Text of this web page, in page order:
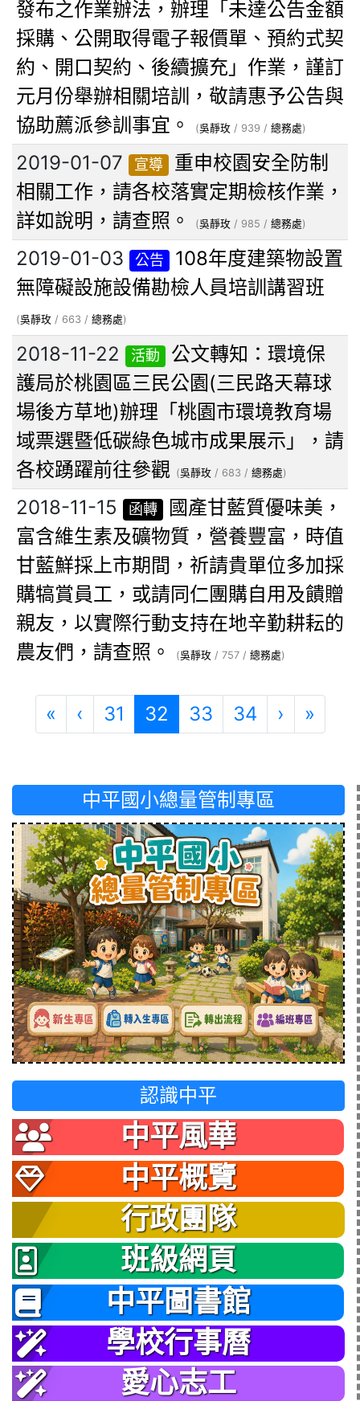
發布之作業辦法，辦理「未達公告金額
採購、公開取得電子報價單、預約式契
約、開口契約、後續擴充」作業，謹訂
元月份舉辦相關培訓，敬請惠予公告與
協助薦派參訓事宜。
(吳靜玫 / 939 / 總務處)
2019-01-07 宣導
重申校園安全防制
相關工作，請各校落實定期檢核作業，
詳如說明，請查照。
(吳靜玫 / 985 / 總務處)
2019-01-03 公告
108年度建築物設置
無障礙設施設備勘檢人員培訓講習班
(吳靜玫 / 663 / 總務處)
2018-11-22 活動
公文轉知：環境保
護局於桃園區三民公園(三民路天幕球
場後方草地)辦理「桃園市環境教育場
域票選暨低碳綠色城市成果展示」，請
各校踴躍前往參觀 (吳靜玫 / 683 / 總務處)
2018-11-15 函轉
國產甘藍質優味美，
富含維生素及礦物質，營養豐富，時值
甘藍鮮採上市期間，祈請貴單位多加採
購犒賞員工，或請同仁團購自用及饋贈
親友，以實際行動支持在地辛勤耕耘的
農友們，請查照。
(吳靜玫 / 757 / 總務處)
« 第一頁
‹ 上一頁
31 32 (目前頁次)
33 34 › 下一頁
»
中平國小總量管制專區
認識中平
中平風華
中平概覽
行政團隊
班級網頁
中平圖書館
學校行事曆
愛心志工